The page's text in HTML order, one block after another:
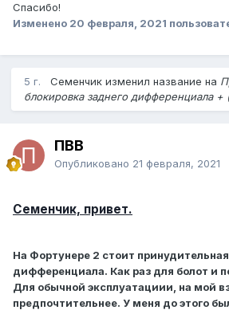
Спасибо!
Изменено 20 февраля, 2021
5 г. Семенчик изменил название на
блокировка заднего дифференциала +
ПВВ
Опубликовано 21 февраля, 2021
Семенчик, привет.
На Фортунере 2 стоит
дифференциала. Как раз для болот и
Для обычной эксплуатациии, на мой
предпочтительнее. У меня до этого